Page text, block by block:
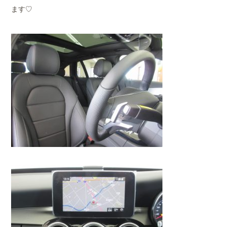
ます♡